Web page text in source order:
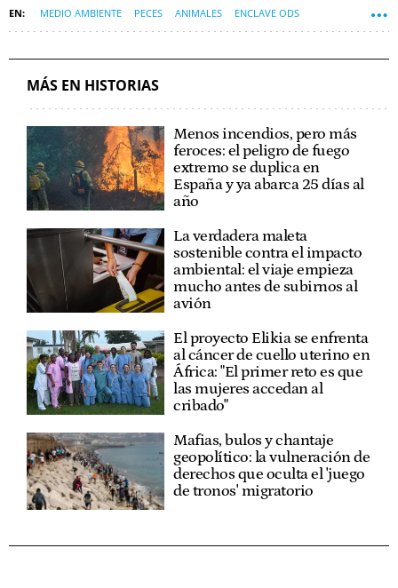
MEDIO AMBIENTE PECES ANIMALES ENCLAVE ODS
MÁS EN HISTORIAS
Menos incendios, pero más
feroces: el peligro de fuego
extremo se duplica en
España y ya abarca 25 días al
año
La verdadera maleta
sostenible contra el impacto
ambiental: el viaje empieza
mucho antes de subirnos al
avión
El proyecto Elikia se enfrenta
al cáncer de cuello uterino en
África: "El primer reto es que
las mujeres accedan al
cribado"
Mafias, bulos y chantaje
geopolítico: la vulneración de
derechos que oculta el 'juego
de tronos' migratorio